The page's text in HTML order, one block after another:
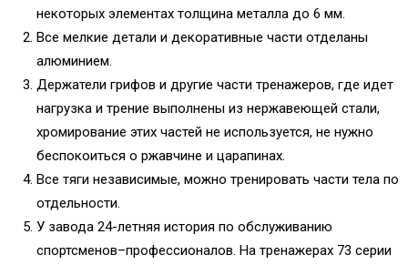
некоторых элементах толщина металла до 6 мм.
Все мелкие детали и декоративные части отделаны
алюминием.
Держатели грифов и другие части тренажеров, где идет
нагрузка и трение выполнены из нержавеющей стали,
хромирование этих частей не используется, не нужно
беспокоиться о ржавчине и царапинах.
Все тяги независимые, можно тренировать части тела по
отдельности.
У завода 24-летняя история по обслуживанию
спортсменов–профессионалов. На тренажерах 73 серии